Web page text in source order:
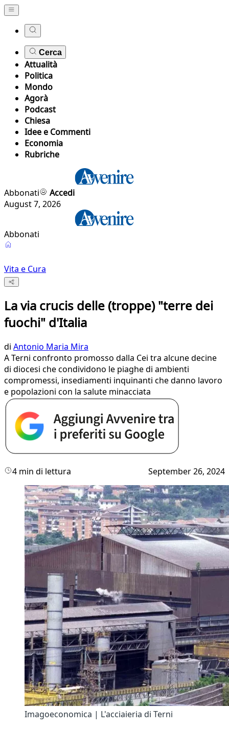
Cerca
Attualità
Politica
Mondo
Agorà
Podcast
Chiesa
Idee e Commenti
Economia
Rubriche
Abbonati
Accedi
August 7, 2026
Abbonati
Vita e Cura
La via crucis delle (troppe) "terre dei
fuochi" d'Italia
di Antonio Maria Mira
A Terni confronto promosso dalla Cei tra alcune decine
di diocesi che condividono le piaghe di ambienti
compromessi, insediamenti inquinanti che danno lavoro
e popolazioni con la salute minacciata
4 min di lettura September 26, 2024
Imagoeconomica | L'acciaieria di Terni